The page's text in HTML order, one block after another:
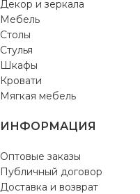
Декор и зеркала
Мебель
Столы
Стулья
Шкафы
Кровати
Мягкая мебель
ИНФОРМАЦИЯ
Оптовые заказы
Публичный договор
Доставка и возврат